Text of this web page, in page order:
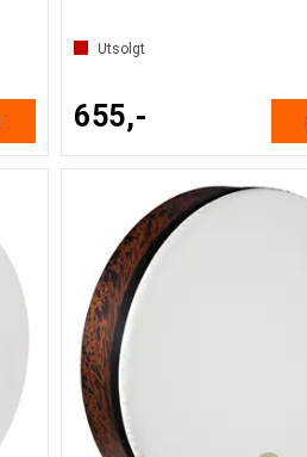
Utsolgt
655,-